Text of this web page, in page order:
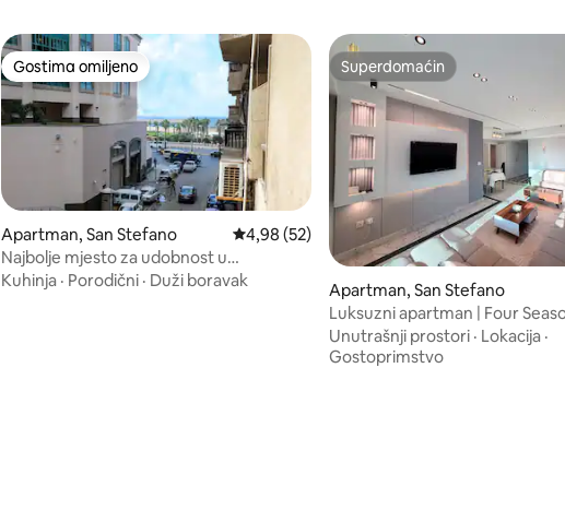
Gostima omiljeno
Gostima omiljeno
Apartman, San Stefano Prosečna ocena 4,98 od 5, utisaka: 52
4,98 (52)
Najbolje mjesto za udobnost u
Aleksandriji Sanstefano
Kuhinja · Porodični · Duži boravak
Superdomaćin
Superdomaćin
Apartman, San Stefano
Luksuzni apartman | Four
Stefano T6-11-2
Unutrašnji prostori · Lokacija ·
Gostoprimstvo